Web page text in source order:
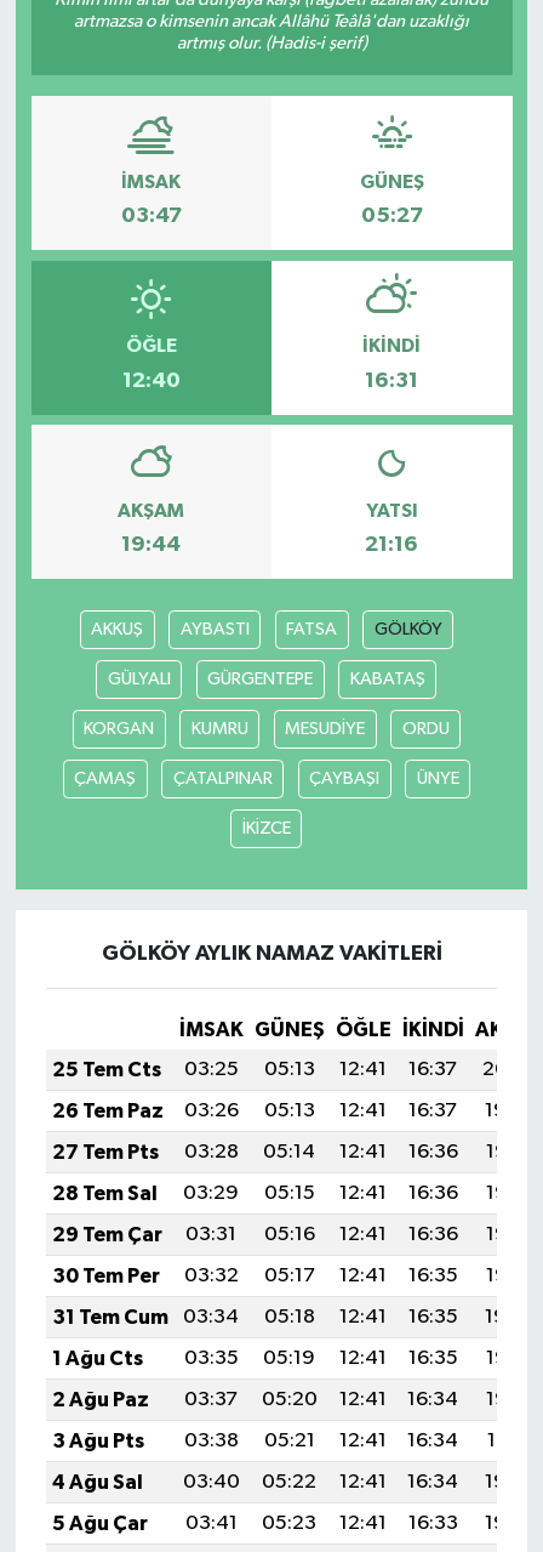
artmazsa o kimsenin ancak Allâhü Teâlâ'dan uzaklığı
artmış olur. (Hadis-i şerif)
İMSAK
03:47
GÜNEŞ
05:27
ÖĞLE
12:40
İKINDI
16:31
AKŞAM
19:44
YATSI
21:16
AKKUŞ AYBASTI FATSA GÖLKÖY
GÜLYALI GÜRGENTEPE KABATAŞ
KORGAN KUMRU MESUDİYE ORDU
ÇAMAŞ ÇATALPINAR ÇAYBAŞI ÜNYE
İKİZCE
GÖLKÖY AYLIK NAMAZ VAKITLERI
İMSAK GÜNEŞ ÖĞLE İKINDI
25 Tem Cts
03:25 05:13 12:41 16:37
20:00
26 Tem Paz
03:26 05:13 12:41 16:37
19:59
27 Tem Pts
03:28 05:14 12:41 16:36
19:58
28 Tem Sal
03:29 05:15 12:41 16:36
19:57
29 Tem Çar
03:31 05:16 12:41 16:36
19:56
30 Tem Per
03:32 05:17 12:41 16:35
19:55
31 Tem Cum
03:34 05:18 12:41 16:35
19:54
1 Ağu Cts
03:35 05:19 12:41 16:35
19:53
2 Ağu Paz
03:37 05:20 12:41 16:34
19:52
3 Ağu Pts
03:38 05:21 12:41 16:34
19:51
4 Ağu Sal
03:40 05:22 12:41 16:34
19:50
5 Ağu Çar
03:41 05:23 12:41 16:33
19:48